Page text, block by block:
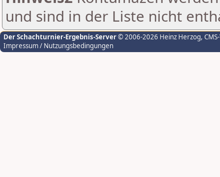
und sind in der Liste nicht
Der Schachturnier-Ergebnis-Server© 2006-2026 Heinz Herzog,
Impressum / Nutzungsbedingungen